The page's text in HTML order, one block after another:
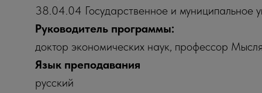
38.04.04 Государственное и муниципальное
Руководитель программы:
доктор экономических наук, профессор
Язык преподавания
русский